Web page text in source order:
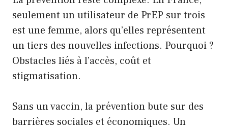
seulement un utilisateur de PrEP sur trois
est une femme, alors qu’elles représentent
un tiers des nouvelles infections. Pourquoi ?
Obstacles liés à l’accès, coût et
stigmatisation.
Sans un vaccin, la prévention bute sur des
barrières sociales et économiques. Un